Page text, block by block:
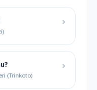
(Trinkoto)